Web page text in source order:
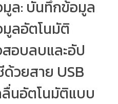
ล: บันทึกข้อมูล
ลอัตโนมัติ
อบลบและอัป
วยสาย USB
นอัตโนมัติแบบ